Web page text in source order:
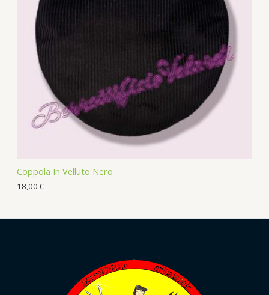
Coppola In Velluto Nero
18,00 €